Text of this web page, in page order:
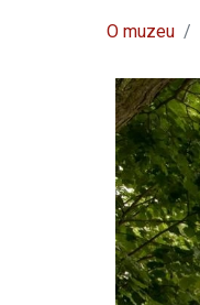
O muzeu